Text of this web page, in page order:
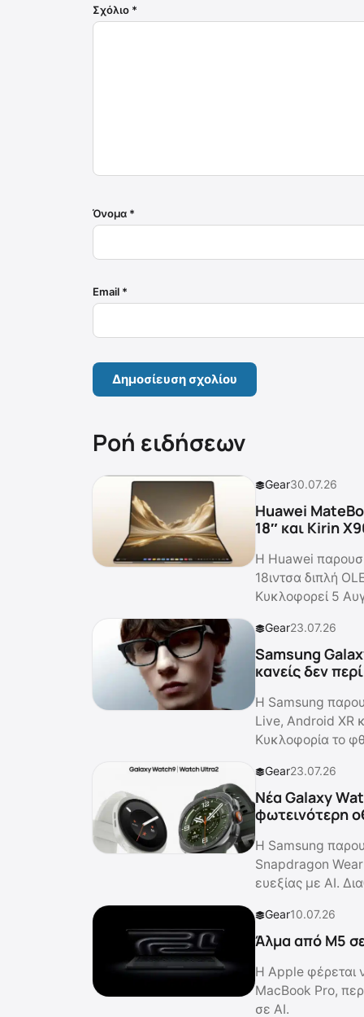
Σχόλιο *
Όνομα *
Email *
Ροή ειδήσεων
Gear30.07.26
Huawei
18″ και Kirin
Η Huawei
18ιντσα διπλή
Κυκλοφορεί 5
Gear23.07.26
Samsung
κανείς δεν
Η Samsung
Live, Android XR
Κυκλοφορία το
Gear23.07.26
Νέα Galaxy
φωτεινότερη
Η Samsung
Snapdragon Wear
ευεξίας με AI.
Gear10.07.26
Άλμα από M5
Η Apple φέρεται
MacBook Pro,
σε AI.